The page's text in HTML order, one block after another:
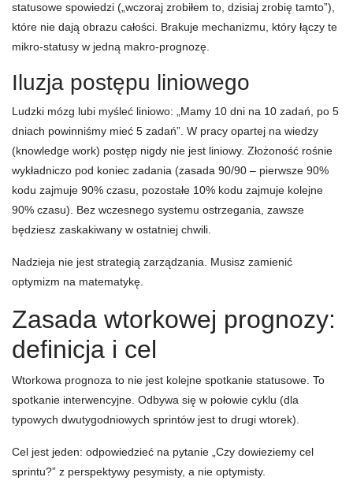
statusowe spowiedzi („wczoraj zrobiłem to, dzisiaj zrobię tamto”),
które nie dają obrazu całości. Brakuje mechanizmu, który łączy te
mikro-statusy w jedną makro-prognozę.
Iluzja postępu liniowego
Ludzki mózg lubi myśleć liniowo: „Mamy 10 dni na 10 zadań, po 5
dniach powinniśmy mieć 5 zadań”. W pracy opartej na wiedzy
(knowledge work) postęp nigdy nie jest liniowy. Złożoność rośnie
wykładniczo pod koniec zadania (zasada 90/90 – pierwsze 90%
kodu zajmuje 90% czasu, pozostałe 10% kodu zajmuje kolejne
90% czasu). Bez wczesnego systemu ostrzegania, zawsze
będziesz zaskakiwany w ostatniej chwili.
Nadzieja nie jest strategią zarządzania. Musisz zamienić
optymizm na matematykę.
Zasada wtorkowej prognozy:
definicja i cel
Wtorkowa prognoza to nie jest kolejne spotkanie statusowe. To
spotkanie interwencyjne. Odbywa się w połowie cyklu (dla
typowych dwutygodniowych sprintów jest to drugi wtorek).
Cel jest jeden: odpowiedzieć na pytanie „Czy dowieziemy cel
sprintu?” z perspektywy pesymisty, a nie optymisty.